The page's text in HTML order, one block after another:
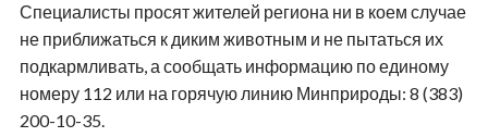
Специалисты просят жителей региона ни в коем случае
не приближаться к диким животным и не пытаться их
подкармливать, а сообщать информацию по единому
номеру 112 или на горячую линию Минприроды: 8 (383)
200-10-35.